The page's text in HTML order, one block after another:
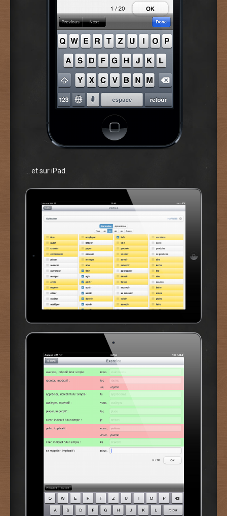
… et sur iPad.